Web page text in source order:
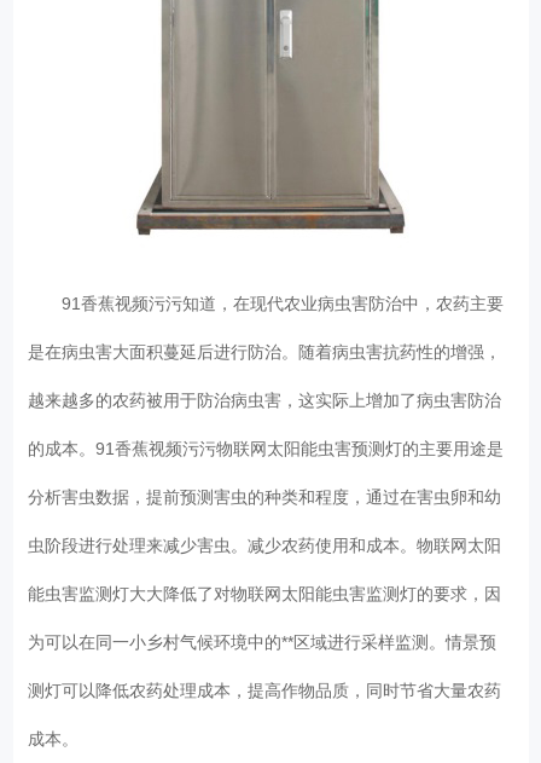
91香蕉视频污污知道，在现代农业病虫害防治中，农药主要
是在病虫害大面积蔓延后进行防治。随着病虫害抗药性的增强，
越来越多的农药被用于防治病虫害，这实际上增加了病虫害防治
的成本。91香蕉视频污污物联网太阳能虫害预测灯的主要用途是
分析害虫数据，提前预测害虫的种类和程度，通过在害虫卵和幼
虫阶段进行处理来减少害虫。减少农药使用和成本。物联网太阳
能虫害监测灯大大降低了对物联网太阳能虫害监测灯的要求，因
为可以在同一小乡村气候环境中的**区域进行采样监测。情景预
测灯可以降低农药处理成本，提高作物品质，同时节省大量农药
成本。